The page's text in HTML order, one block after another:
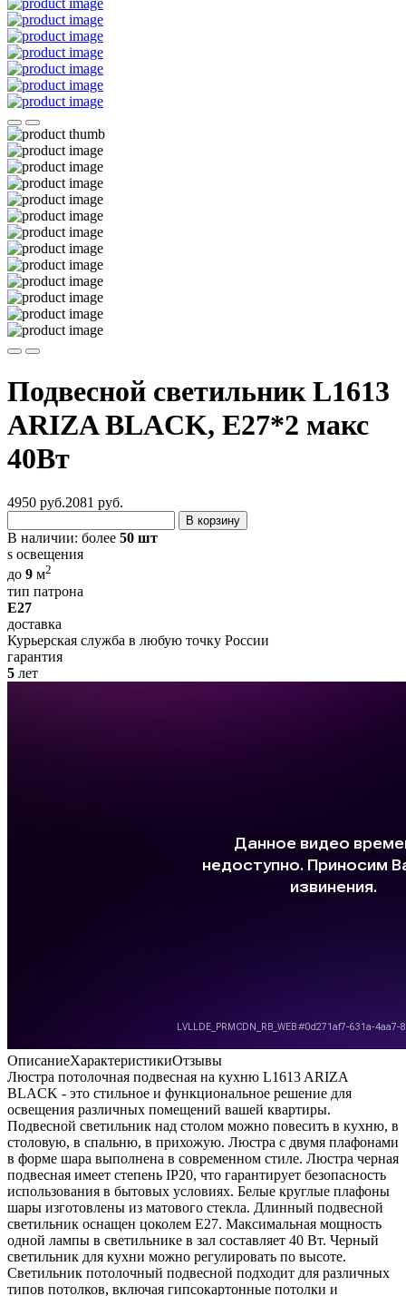
Подвесной светильник L1613
ARIZA BLACK, Е27*2 макс
40Вт
4950 руб.2081 руб.
В корзину
В наличии: более 50 шт
s освещения
до 9 м2
тип патрона
E27
доставка
Курьерская служба в любую точку России
гарантия
5 лет
ОписаниеХарактеристикиОтзывы
Люстра потолочная подвесная на кухню L1613 ARIZA
BLACK - это стильное и функциональное решение для
освещения различных помещений вашей квартиры.
Подвесной светильник над столом можно повесить в кухню, в
столовую, в спальню, в прихожую. Люстра с двумя плафонами
в форме шара выполнена в современном стиле. Люстра черная
подвесная имеет степень IP20, что гарантирует безопасность
использования в бытовых условиях. Белые круглые плафоны
шары изготовлены из матового стекла. Длинный подвесной
светильник оснащен цоколем E27. Максимальная мощность
одной лампы в светильнике в зал составляет 40 Вт. Черный
светильник для кухни можно регулировать по высоте.
Светильник потолочный подвесной подходит для различных
типов потолков, включая гипсокартонные потолки и